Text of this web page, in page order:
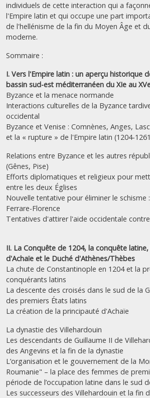
individuels de cette interaction qui a
l'Empire latin et qui occupe une part
de l'hellénisme de la fin du Moyen Âge et
moderne.
Sommaire :
I. Vers l'Empire latin : un aperçu historique
bassin sud-est méditerranéen du XIe au
Byzance et la menace normande
Interactions culturelles de la Byzance
occidental
Byzance et Venise : Comnènes, Anges,
et la « rupture » de l'Empire latin (1204-
Relations entre Byzance et les autres
(Gênes, Pise)
Efforts diplomatiques et religieux pour
entre les deux Églises
Nouvelle tentative pour éliminer le schisme
Ferrare-Florence
Tentatives d'attirer l'aide occidentale
II. La Conquête de 1204, la conquête
d'Achaïe et le Duché d'Athènes/Thèbes
La chute de Constantinople en 1204 et la
conquérants latins
La descente des croisés dans le sud de la
des premiers États latins
La création de la principauté d'Achaïe
La dynastie des Villehardouin
Les descendants de Guillaume II de
des Angevins et la fin de la dynastie
L’organisation et le gouvernement de la
Roumanie" – la place des femmes de
période de l’occupation latine dans le sud
Les successeurs des Villehardouin et la fin